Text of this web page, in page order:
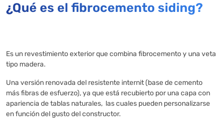
¿Qué es el fibrocemento siding?
Es un revestimiento exterior que combina fibrocemento y una veta
tipo madera.
Una versión renovada del resistente internit (base de cemento
más fibras de esfuerzo), ya que está recubierto por una capa con
apariencia de tablas naturales, las cuales pueden personalizarse
en función del gusto del constructor.